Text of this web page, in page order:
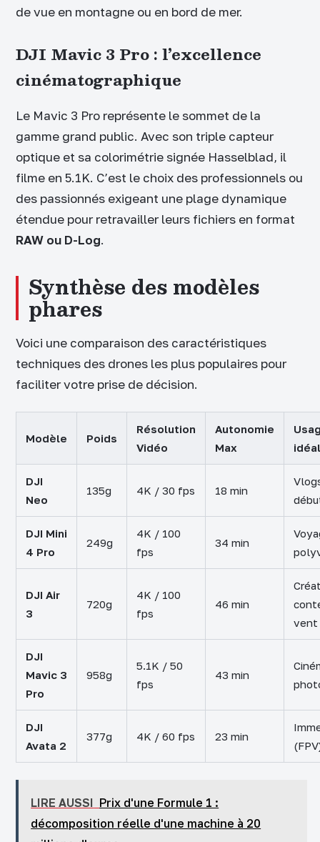
de vue en montagne ou en bord de mer.
DJI Mavic 3 Pro : l’excellence
cinématographique
Le Mavic 3 Pro représente le sommet de la
gamme grand public. Avec son triple capteur
optique et sa colorimétrie signée Hasselblad, il
filme en 5.1K. C’est le choix des professionnels ou
des passionnés exigeant une plage dynamique
étendue pour retravailler leurs fichiers en format
RAW ou D-Log.
Synthèse des modèles
phares
Voici une comparaison des caractéristiques
techniques des drones les plus populaires pour
faciliter votre prise de décision.
Modèle Poids
Résolution
Vidéo
Autonomie
Max
idéal
DJI
Neo
135g 4K / 30 fps 18 min
DJI Mini
4 Pro
249g
4K / 100
fps
34 min
DJI Air
3
720g
4K / 100
fps
46 min
vent
DJI
Mavic 3
Pro
958g
5.1K / 50
fps
43 min
DJI
Avata 2
377g 4K / 60 fps 23 min
LIRE AUSSI Prix d'une Formule 1 :
décomposition réelle d'une machine à 20